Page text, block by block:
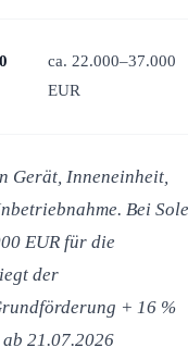
ca. 22.000–37.000
EUR
Gerät, Inneneinheit,
Bei
EUR für die
der
+ 16 %
21.07.2026